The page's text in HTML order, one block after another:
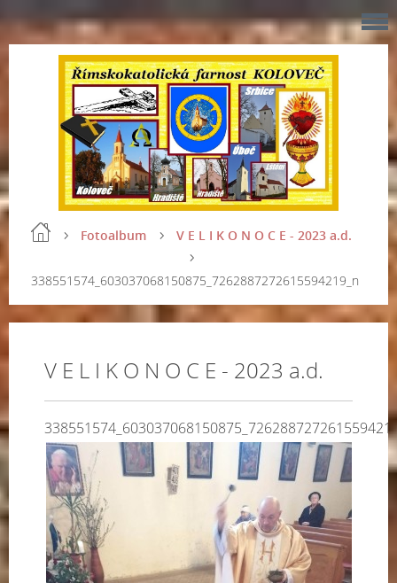
Fotoalbum V E L I K O N O C E - 2023 a.d.
338551574_603037068150875_7262887272615594219_n
V E L I K O N O C E - 2023 a.d.